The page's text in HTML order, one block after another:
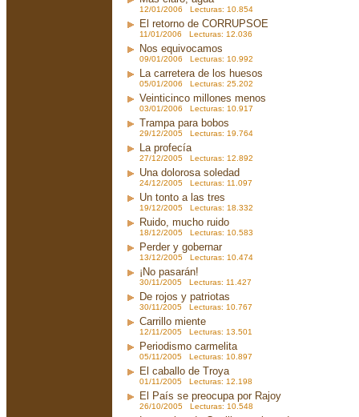
12/01/2006 Lecturas: 10.854
El retorno de CORRUPSOE
11/01/2006 Lecturas: 12.036
Nos equivocamos
09/01/2006 Lecturas: 10.992
La carretera de los huesos
05/01/2006 Lecturas: 25.202
Veinticinco millones menos
03/01/2006 Lecturas: 10.917
Trampa para bobos
29/12/2005 Lecturas: 19.764
La profecía
27/12/2005 Lecturas: 12.892
Una dolorosa soledad
24/12/2005 Lecturas: 11.097
Un tonto a las tres
19/12/2005 Lecturas: 18.332
Ruido, mucho ruido
18/12/2005 Lecturas: 10.583
Perder y gobernar
13/12/2005 Lecturas: 10.474
¡No pasarán!
30/11/2005 Lecturas: 11.427
De rojos y patriotas
30/11/2005 Lecturas: 10.767
Carrillo miente
12/11/2005 Lecturas: 13.501
Periodismo carmelita
05/11/2005 Lecturas: 10.897
El caballo de Troya
01/11/2005 Lecturas: 12.198
El País se preocupa por Rajoy
26/10/2005 Lecturas: 10.548